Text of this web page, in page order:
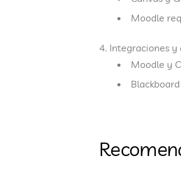
Moodle
Integraciones y
Moodle y